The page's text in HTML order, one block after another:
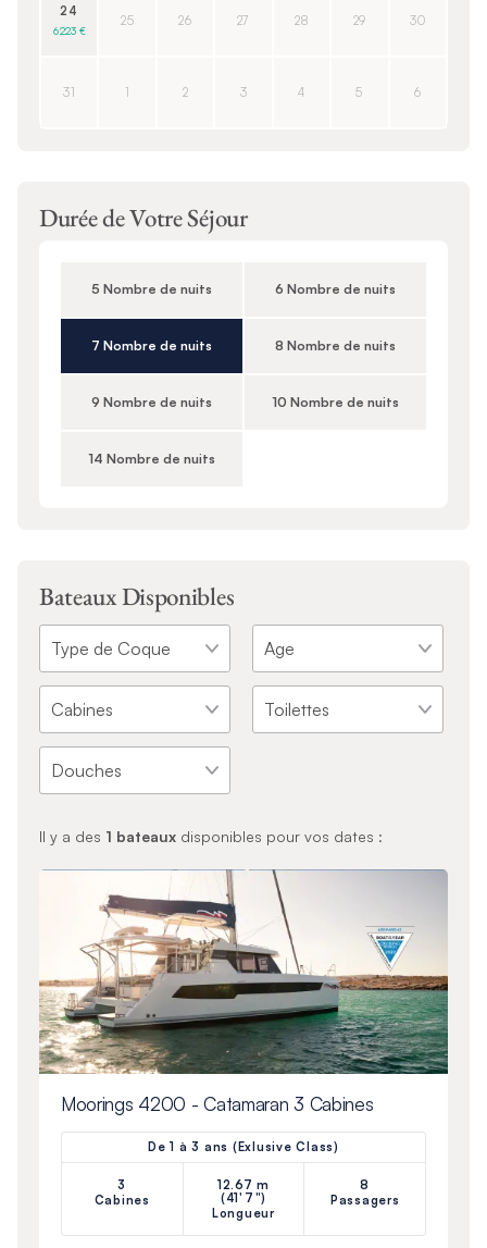
24
6 223 €
25 26 27 28 29 30
31 1 2 3 4 5 6
Durée de Votre Séjour
5 Nombre de nuits 6 Nombre de nuits
7 Nombre de nuits 8 Nombre de nuits
9 Nombre de nuits 10 Nombre de nuits
14 Nombre de nuits
Bateaux Disponibles
Il y a des 1 bateauxdisponibles pour vos dates :
Moorings 4200 - Catamaran 3 Cabines
De 1 à 3 ans (Exlusive Class)
3
Cabines
12.67 m
(41'7")
Longueur
8
Passagers